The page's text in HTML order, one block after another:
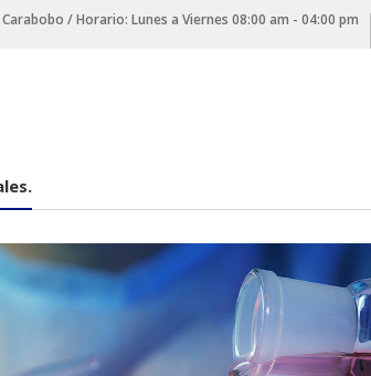
/ Horario: Lunes a Viernes 08:00 am - 04:00 pm